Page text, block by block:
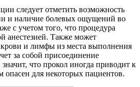
следует отметить возможность
и наличие болевых ощущений во
с учетом того, что процедура
анестезией. Также может
крови и лимфы из места выполнения
за собой присоединение
что прокол иногда приводит к
опасен для некоторых пациентов.